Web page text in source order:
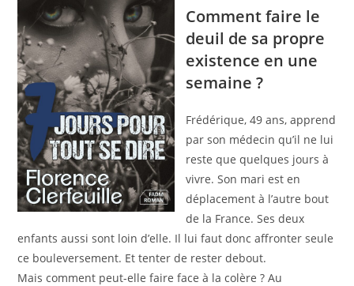
Comment faire le
deuil de sa propre
existence en une
semaine ?
Frédérique, 49 ans, apprend
par son médecin qu’il ne lui
reste que quelques jours à
vivre. Son mari est en
déplacement à l’autre bout
de la France. Ses deux
enfants aussi sont loin d’elle. Il lui faut donc affronter seule
ce bouleversement. Et tenter de rester debout.
Mais comment peut-elle faire face à la colère ? Au